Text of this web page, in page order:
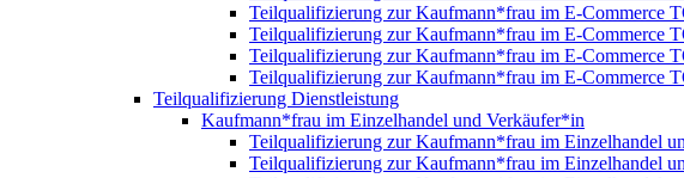
Teilqualifizierung zur Kaufmann*frau im E-Commerce
Teilqualifizierung zur Kaufmann*frau im E-Commerce
Teilqualifizierung zur Kaufmann*frau im E-Commerce
Teilqualifizierung zur Kaufmann*frau im E-Commerce
Teilqualifizierung Dienstleistung
Kaufmann*frau im Einzelhandel und Verkäufer*in
Teilqualifizierung zur Kaufmann*frau im Einzelhandel
Teilqualifizierung zur Kaufmann*frau im Einzelhandel